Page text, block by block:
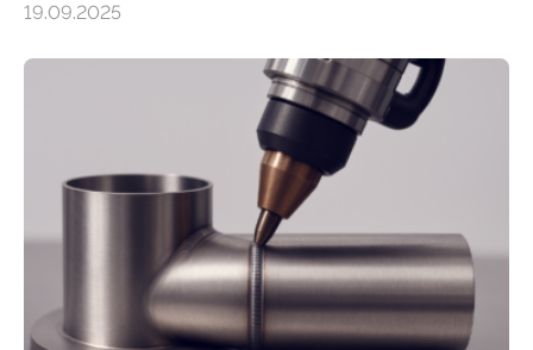
Automobil, Maschinenbau und in der Zulieferindustrie.
Teile als eine Einheit verpacken. Die Anordnung kann
der Benutzer vorgeben und erhält so mehr Kontrolle
über die Positionierung der Bauteile. Die ebenfalls neue
Automatisierungsschnittstelle dient dazu, die Software
besser in spezifische Unternehmensprozesse
einzubinden. Sankt Augustin – Zur Messe FACHPACK
vom 23. bis 25. September in Nürnberg…
19.09.2025